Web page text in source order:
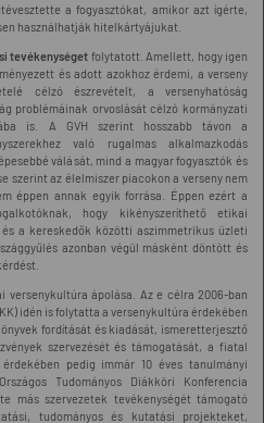
a fogyasztókat, amikor azt ígérte,
használhatják hitelkártyájukat.
tevékenységet folytatott. Amellett, hogy igen
és adott azokhoz érdemi, a verseny
célzó észrevételt, a versenyhatóság
problémáinak orvoslását célzó kormányzati
is. A GVH szerint hosszabb távon a
való rugalmas alkalmazkodás
válását, mind a magyar fogyasztók és
szerint az élelmiszer piacokon a verseny nem
éppen annak egyik forrása. Éppen ezért a
hogy kikényszeríthető etikai
a kereskedők közötti aszimmetrikus üzleti
azonban végül másként döntött és
versenykultúra ápolása. Az e célra 2006-ban
idén is folytatta a versenykultúra érdekében
fordítását és kiadását, ismeretterjesztő
szervezését és támogatását, a fiatal
pedig immár 10 éves tanulmányi
Tudományos Diákköri Konferencia
más szervezetek tevékenységét támogató
tudományos és kutatási projekteket,